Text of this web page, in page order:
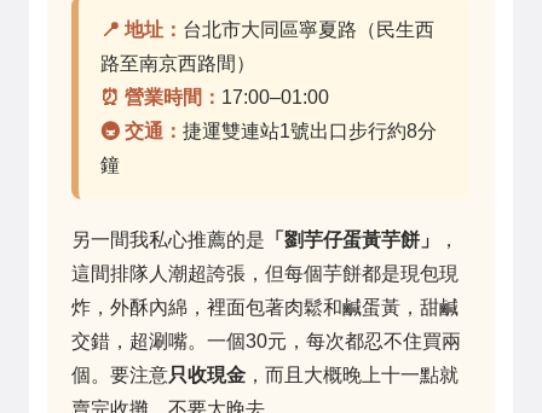
📍 地址： 台北市大同區寧夏路（民生西
路至南京西路間）
⏰ 營業時間： 17:00–01:00
🚇 交通： 捷運雙連站1號出口步行約8分
鐘
另一間我私心推薦的是 「劉芋仔蛋黃芋餅」
，
這間排隊人潮超誇張，但每個芋餅都是現包現
炸，外酥內綿，裡面包著肉鬆和鹹蛋黃，甜鹹
交錯，超涮嘴。一個30元，每次都忍不住買兩
個。要注意只收現金 ，而且大概晚上十一點就
賣完收攤，不要太晚去。